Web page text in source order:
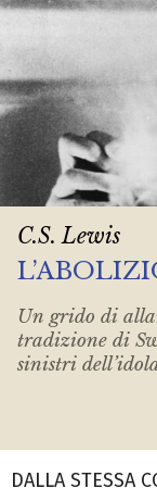
C.S. Lewis
Un grido di
tradizione di
sinistri
DALLA STESSA